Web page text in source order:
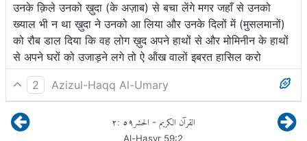
उनके क़िले उनको ख़ुदा (के अज़ाब) से बचा लेंगे मगर जहाँ से उनको
ख्याल भी न था ख़ुदा ने उनको आ लिया और उनके दिलों में (मुसलमानों)
को रौब डाल दिया कि वह लोग ख़ुद अपने हाथों से और मोमिनीन के हाथों
से अपने घरों को उजाड़ने लगे तो ऐ ऑंख वालों इबरत हासिल करो
2
Azizul-Haqq Al-Umary
वही है, जिसने अह्ले किताब में से काफ़िरों को उनके घरों से पहले ही
आक्रमण में निकाल दिया। तुमने नहीं समझा था कि वे निकल जायेंगे और
القرآن الكريم - الحشر٥٩:٢
Al-Hasyr 59:2